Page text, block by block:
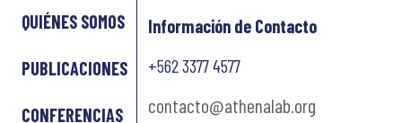
QUIÉNES SOMOS
PUBLICACIONES
CONFERENCIAS
Información de Contacto
+562 3377 4577
contacto@athenalab.org